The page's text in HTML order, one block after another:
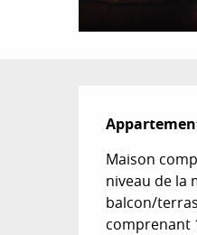
Maison
niveau de la
balcon/
comprenant